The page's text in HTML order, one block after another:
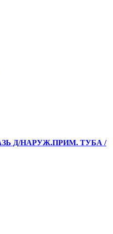
Д/НАРУЖ.ПРИМ. ТУБА /